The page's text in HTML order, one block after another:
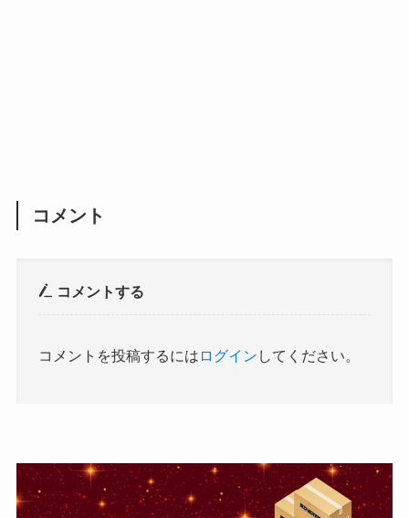
コメント
コメントする
コメントを投稿するには ログイン してください。